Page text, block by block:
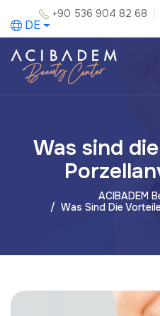
+90 536 904 82 68
DE
Was sind
ACIBADEM
Was Sind Die